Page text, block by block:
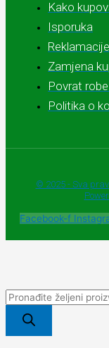
Kako
Isporuka
Reklamacije
Zamjena
Povrat
Politika o
© 2025 - Sva
Facebook-f